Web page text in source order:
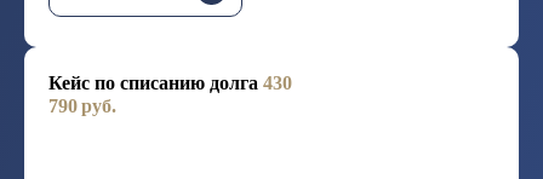
Кейс по списанию долга 430
790 руб.